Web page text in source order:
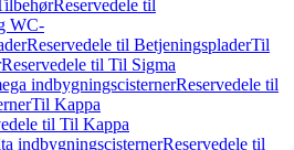
Reservedele til
WC-
Reservedele til BetjeningspladerTil
Reservedele til Til Sigma
indbygningscisternerReservedele til
Til Kappa
til Til Kappa
indbygningscisternerReservedele til